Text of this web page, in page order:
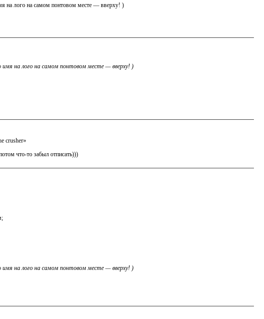
на лого на самом понтовом месте — вверху! )
на лого на самом понтовом месте — вверху! )
crusher»
что-то забыл отписать)))
на лого на самом понтовом месте — вверху! )